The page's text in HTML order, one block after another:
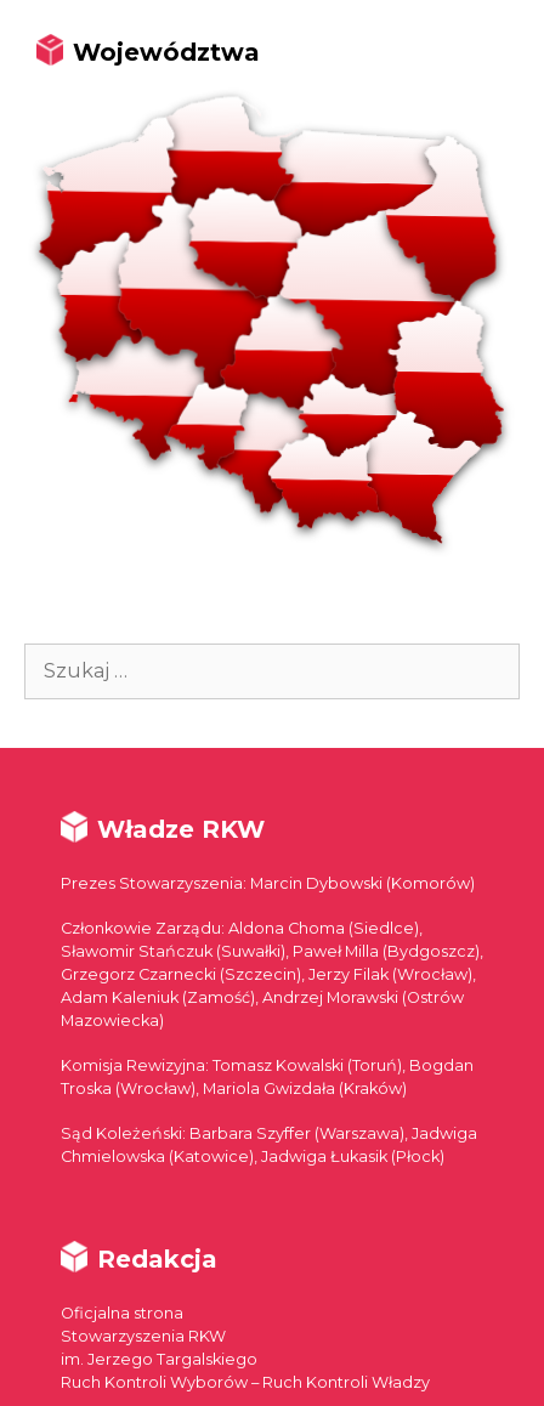
Województwa
Szukaj:
Władze RKW
Prezes Stowarzyszenia: Marcin Dybowski (Komorów)
Członkowie Zarządu: Aldona Choma (Siedlce),
Sławomir Stańczuk (Suwałki), Paweł Milla (Bydgoszcz),
Grzegorz Czarnecki (Szczecin), Jerzy Filak (Wrocław),
Adam Kaleniuk (Zamość), Andrzej Morawski (Ostrów
Mazowiecka)
Komisja Rewizyjna: Tomasz Kowalski (Toruń), Bogdan
Troska (Wrocław), Mariola Gwizdała (Kraków)
Sąd Koleżeński: Barbara Szyffer (Warszawa), Jadwiga
Chmielowska (Katowice), Jadwiga Łukasik (Płock)
Redakcja
Oficjalna strona
Stowarzyszenia RKW
im. Jerzego Targalskiego
Ruch Kontroli Wyborów – Ruch Kontroli Władzy